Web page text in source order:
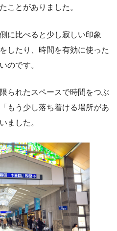
ことがありました。
に比べると少し寂しい印象
したり、時間を有効に使った
のです。
られたスペースで時間をつぶ
もう少し落ち着ける場所があ
ました。